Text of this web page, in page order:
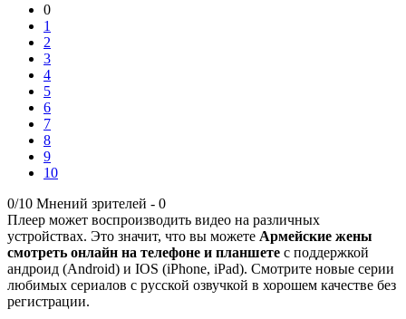
0
1
2
3
4
5
6
7
8
9
10
0/10 Мнений зрителей - 0
Плеер может воспроизводить видео на различных
устройствах. Это значит, что вы можете Армейские жены
смотреть онлайн на телефоне и планшете с поддержкой
андроид (Android) и IOS (iPhone, iPad). Смотрите новые серии
любимых сериалов с русской озвучкой в хорошем качестве без
регистрации.